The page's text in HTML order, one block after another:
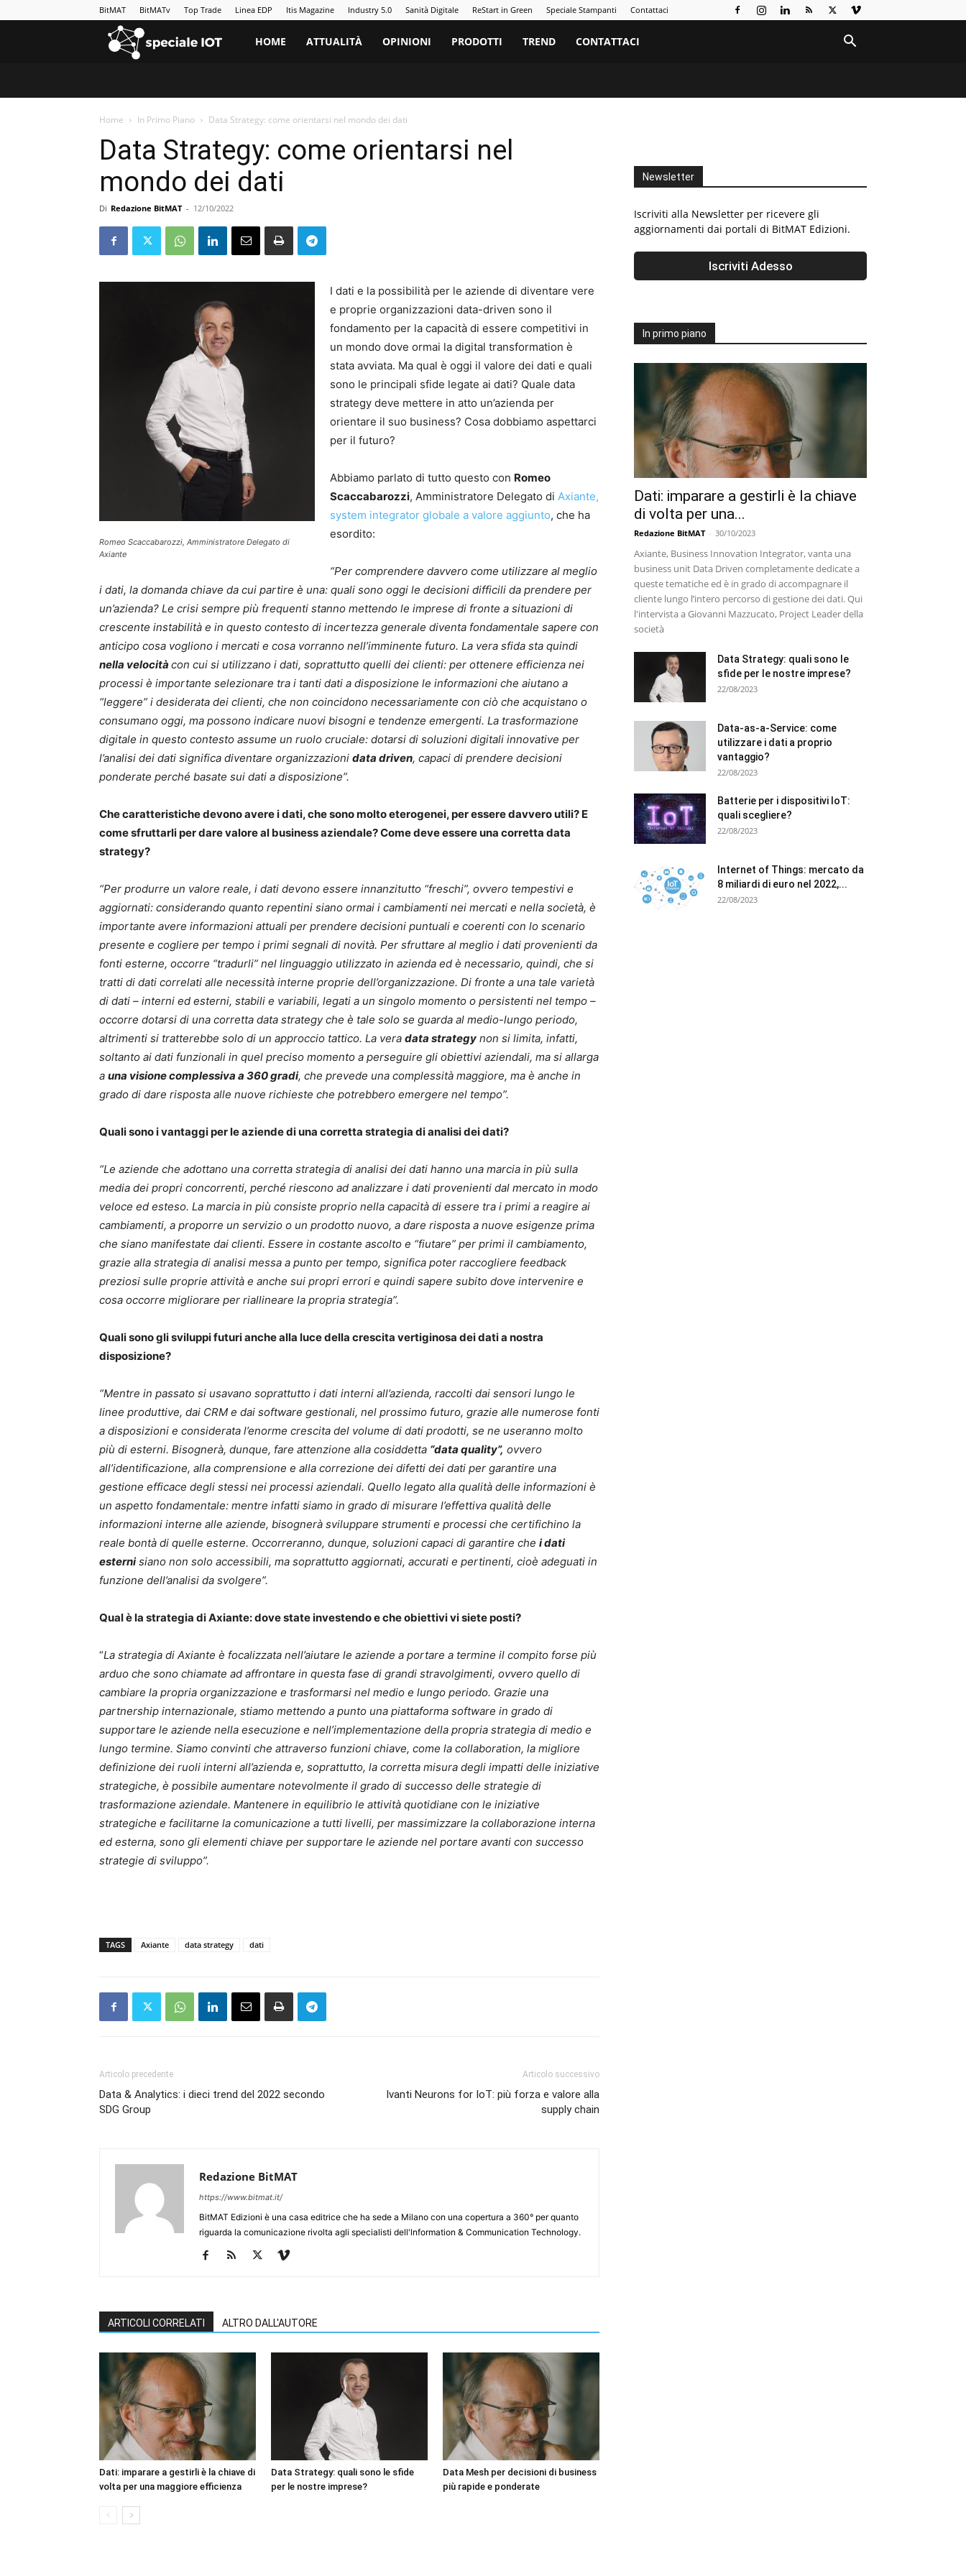
BitMAT BitMATv Top Trade Linea EDP Itis Magazine Industry 5.0 Sanità Digitale ReStart in Green Speciale Stampanti Contattaci
BitMAT
Speciale
IoT
Big
HOME ATTUALITÀ OPINIONI PRODOTTI TREND CONTATTACI
Home In Primo Piano Data Strategy: come orientarsi nel mondo dei dati
Data Strategy: come orientarsi nel
mondo dei dati
Di Redazione BitMAT - 12/10/2022
Romeo Scaccabarozzi, Amministratore Delegato di
Axiante
I dati e la possibilità per le aziende di diventare vere
e proprie organizzazioni data-driven sono il
fondamento per la capacità di essere competitivi in
un mondo dove ormai la digital transformation è
stata avviata. Ma qual è oggi il valore dei dati e quali
sono le principali sfide legate ai dati? Quale data
strategy deve mettere in atto un’azienda per
orientare il suo business? Cosa dobbiamo aspettarci
per il futuro?
Abbiamo parlato di tutto questo con Romeo
Scaccabarozzi, Amministratore Delegato di Axiante,
system integrator globale a valore aggiunto, che ha
esordito:
“Per comprendere davvero come utilizzare al meglio
i dati, la domanda chiave da cui partire è una: quali sono oggi le decisioni difficili da prendere per
un’azienda? Le crisi sempre più frequenti stanno mettendo le imprese di fronte a situazioni di
crescente instabilità e in questo contesto di incertezza generale diventa fondamentale sapere con
anticipo cosa vogliono i mercati e cosa vorranno nell’imminente futuro. La vera sfida sta quindi
nella velocità con cui si utilizzano i dati, soprattutto quelli dei clienti: per ottenere efficienza nei
processi è importante selezionare tra i tanti dati a disposizione le informazioni che aiutano a
“leggere” i desiderata dei clienti, che non coincidono necessariamente con ciò che acquistano o
consumano oggi, ma possono indicare nuovi bisogni e tendenze emergenti. La trasformazione
digitale in questo contesto assume un ruolo cruciale: dotarsi di soluzioni digitali innovative per
l’analisi dei dati significa diventare organizzazioni data driven, capaci di prendere decisioni
ponderate perché basate sui dati a disposizione”.
Che caratteristiche devono avere i dati, che sono molto eterogenei, per essere davvero utili? E
come sfruttarli per dare valore al business aziendale? Come deve essere una corretta data
strategy?
“Per produrre un valore reale, i dati devono essere innanzitutto “freschi”, ovvero tempestivi e
aggiornati: considerando quanto repentini siano ormai i cambiamenti nei mercati e nella società, è
importante avere informazioni attuali per prendere decisioni puntuali e coerenti con lo scenario
presente e cogliere per tempo i primi segnali di novità. Per sfruttare al meglio i dati provenienti da
fonti esterne, occorre “tradurli” nel linguaggio utilizzato in azienda ed è necessario, quindi, che si
tratti di dati correlati alle necessità interne proprie dell’organizzazione. Di fronte a una tale varietà
di dati – interni ed esterni, stabili e variabili, legati a un singolo momento o persistenti nel tempo –
occorre dotarsi di una corretta data strategy che è tale solo se guarda al medio-lungo periodo,
altrimenti si tratterebbe solo di un approccio tattico. La vera data strategy non si limita, infatti,
soltanto ai dati funzionali in quel preciso momento a perseguire gli obiettivi aziendali, ma si allarga
a una visione complessiva a 360 gradi, che prevede una complessità maggiore, ma è anche in
grado di dare risposta alle nuove richieste che potrebbero emergere nel tempo”.
Quali sono i vantaggi per le aziende di una corretta strategia di analisi dei dati?
“Le aziende che adottano una corretta strategia di analisi dei dati hanno una marcia in più sulla
media dei propri concorrenti, perché riescono ad analizzare i dati provenienti dal mercato in modo
veloce ed esteso. La marcia in più consiste proprio nella capacità di essere tra i primi a reagire ai
cambiamenti, a proporre un servizio o un prodotto nuovo, a dare risposta a nuove esigenze prima
che siano manifestate dai clienti. Essere in costante ascolto e “fiutare” per primi il cambiamento,
grazie alla strategia di analisi messa a punto per tempo, significa poter raccogliere feedback
preziosi sulle proprie attività e anche sui propri errori e quindi sapere subito dove intervenire e
cosa occorre migliorare per riallineare la propria strategia”.
Quali sono gli sviluppi futuri anche alla luce della crescita vertiginosa dei dati a nostra
disposizione?
“Mentre in passato si usavano soprattutto i dati interni all’azienda, raccolti dai sensori lungo le
linee produttive, dai CRM e dai software gestionali, nel prossimo futuro, grazie alle numerose fonti
a disposizioni e considerata l’enorme crescita del volume di dati prodotti, se ne useranno molto
più di esterni. Bisognerà, dunque, fare attenzione alla cosiddetta “data quality”, ovvero
all’identificazione, alla comprensione e alla correzione dei difetti dei dati per garantire una
gestione efficace degli stessi nei processi aziendali. Quello legato alla qualità delle informazioni è
un aspetto fondamentale: mentre infatti siamo in grado di misurare l’effettiva qualità delle
informazioni interne alle aziende, bisognerà sviluppare strumenti e processi che certifichino la
reale bontà di quelle esterne. Occorreranno, dunque, soluzioni capaci di garantire che i dati
esternisiano non solo accessibili, ma soprattutto aggiornati, accurati e pertinenti, cioè adeguati in
funzione dell’analisi da svolgere”.
Qual è la strategia di Axiante: dove state investendo e che obiettivi vi siete posti?
“La strategia di Axiante è focalizzata nell’aiutare le aziende a portare a termine il compito forse più
arduo che sono chiamate ad affrontare in questa fase di grandi stravolgimenti, ovvero quello di
cambiare la propria organizzazione e trasformarsi nel medio e lungo periodo. Grazie una
partnership internazionale, stiamo mettendo a punto una piattaforma software in grado di
supportare le aziende nella esecuzione e nell’implementazione della propria strategia di medio e
lungo termine. Siamo convinti che attraverso funzioni chiave, come la collaboration, la migliore
definizione dei ruoli interni all’azienda e, soprattutto, la corretta misura degli impatti delle iniziative
strategiche, è possibile aumentare notevolmente il grado di successo delle strategie di
trasformazione aziendale. Mantenere in equilibrio le attività quotidiane con le iniziative
strategiche e facilitarne la comunicazione a tutti livelli, per massimizzare la collaborazione interna
ed esterna, sono gli elementi chiave per supportare le aziende nel portare avanti con successo
strategie di sviluppo”.
TAGS Axiante data strategy dati
Articolo precedente
Data & Analytics: i dieci trend del 2022 secondo
SDG Group
Articolo successivo
Ivanti Neurons for IoT: più forza e valore alla
supply chain
Redazione BitMAT
https://www.bitmat.it/
BitMAT Edizioni è una casa editrice che ha sede a Milano con una copertura a 360° per quanto
riguarda la comunicazione rivolta agli specialisti dell'lnformation & Communication Technology.
ARTICOLI CORRELATI ALTRO DALL'AUTORE
Dati: imparare a gestirli è la chiave di
volta per una maggiore efficienza
Data Strategy: quali sono le sfide
per le nostre imprese?
Data Mesh per decisioni di business
più rapide e ponderate
Newsletter
Iscriviti alla Newsletter per ricevere gli
aggiornamenti dai portali di BitMAT Edizioni.
In primo piano
Dati: imparare a gestirli è la chiave
di volta per una...
Redazione BitMAT - 30/10/2023
Axiante, Business Innovation Integrator, vanta una
business unit Data Driven completamente dedicate a
queste tematiche ed è in grado di accompagnare il
cliente lungo l’intero percorso di gestione dei dati. Qui
l'intervista a Giovanni Mazzucato, Project Leader della
società
Data Strategy: quali sono le
sfide per le nostre imprese?
22/08/2023
Data-as-a-Service: come
utilizzare i dati a proprio
vantaggio?
22/08/2023
Batterie per i dispositivi IoT:
quali scegliere?
22/08/2023
Internet of Things: mercato da
8 miliardi di euro nel 2022,...
22/08/2023